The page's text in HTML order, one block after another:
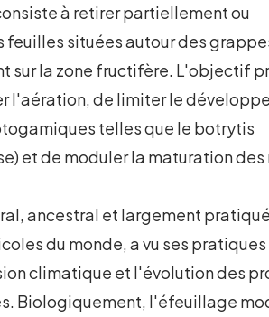
à retirer partiellement ou
feuilles situées autour des
sur la zone fructifère. L'objectif
l'aération, de limiter le
telles que le botrytis
et de moduler la maturation des
ancestral et largement
du monde, a vu ses
climatique et l'évolution des
Biologiquement, l'éfeuillage